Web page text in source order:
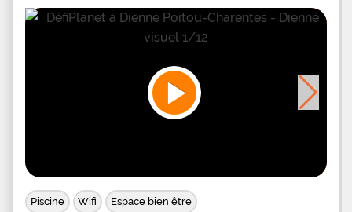
Piscine Wifi Espace bien être